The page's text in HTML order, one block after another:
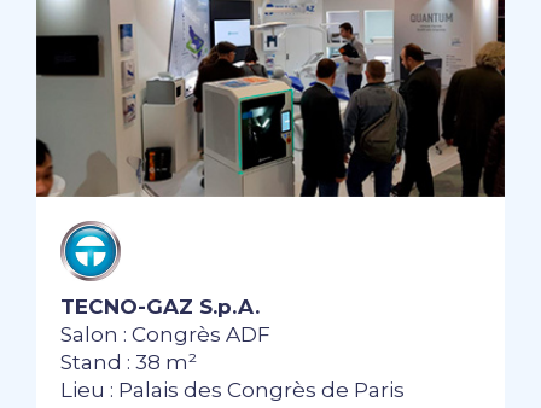
TECNO-GAZ S.p.A.
Salon : Congrès ADF
Stand : 38 m²
Lieu : Palais des Congrès de Paris